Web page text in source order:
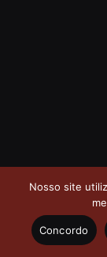
Nosso site
Concordo